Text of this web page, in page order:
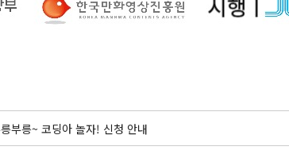
부릉~ 코딩아 놀자! 신청 안내